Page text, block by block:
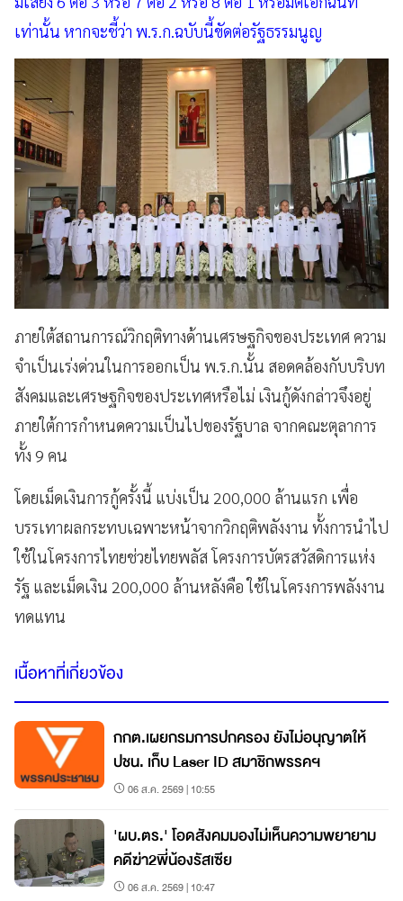
เท่านั้น หากจะชี้ว่า พ.ร.ก.ฉบับนี้ขัดต่อรัฐธรรมนูญ
ภายใต้สถานการณ์วิกฤติทางด้านเศรษฐกิจของประเทศ ความ
จำเป็นเร่งด่วนในการออกเป็น พ.ร.ก.นั้น สอดคล้องกับบริบท
สังคมและเศรษฐกิจของประเทศหรือไม่ เงินกู้ดังกล่าวจึงอยู่
ภายใต้การกำหนดความเป็นไปของรัฐบาล จากคณะตุลาการ
ทั้ง 9 คน
โดยเม็ดเงินการกู้ครั้งนี้ แบ่งเป็น 200,000 ล้านแรก เพื่อ
บรรเทาผลกระทบเฉพาะหน้าจากวิกฤติพลังงาน ทั้งการนำไป
ใช้ในโครงการไทยช่วยไทยพลัส โครงการบัตรสวัสดิการแห่ง
รัฐ และเม็ดเงิน 200,000 ล้านหลังคือ ใช้ในโครงการพลังงาน
ทดแทน
เนื้อหาที่เกี่ยวข้อง
กกต.เผยกรมการปกครอง ยังไม่อนุญาตให้
ปชน. เก็บ Laser ID สมาชิกพรรคฯ
06 ส.ค. 2569 | 10:55
'ผบ.ตร.' โอดสังคมมองไม่เห็นความพยายาม
คดีฆ่า2พี่น้องรัสเซีย
06 ส.ค. 2569 | 10:47